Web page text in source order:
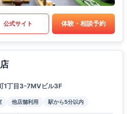
公式サイト 体験・相談予約
1丁目3-7MVビル3F
他店舗利用 駅から5分以内